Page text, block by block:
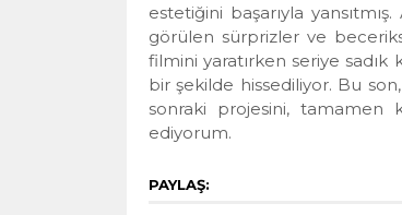
estetiğini başarıyla
görülen sürprizler ve
filmini yaratırken seriye
bir şekilde hissediliyor. Bu
sonraki projesini, tamamen
ediyorum.
PAYLAŞ: